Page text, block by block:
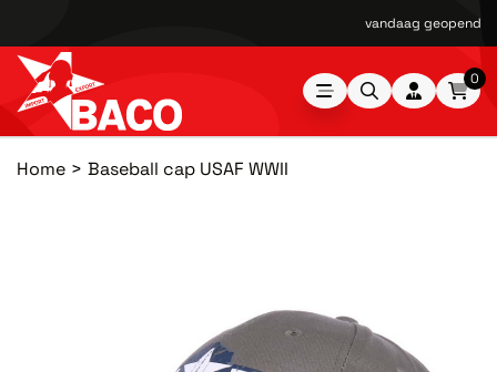
vandaag geopend
0
Home Baseball cap USAF WWII